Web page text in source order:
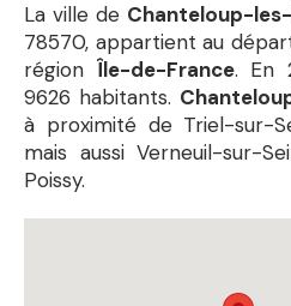
La ville de Chanteloup-
78570, appartient au
région Île-de-France. En
9626 habitants.
à proximité de Triel-sur-
mais aussi Verneuil-sur-
Poissy.